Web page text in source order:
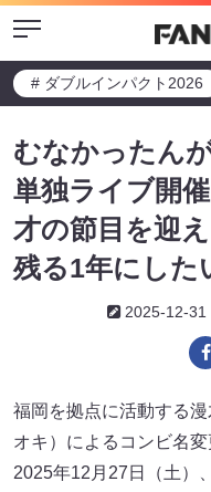
Menu
# ダブルインパクト2026
むなかったん
単独ライブ開
才の節目を迎
残る1年にした
2025-12-31
福岡を拠点に活動する
オキ）によるコンビ名
2025年12月27日（土）